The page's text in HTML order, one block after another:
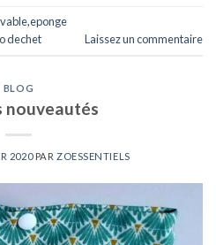
,eponge
dechet Laissez un commentaire
BLOG
nouveautés
2020PAR ZOESSENTIELS